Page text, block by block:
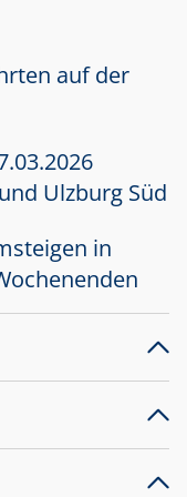
auf der
Ulzburg Süd
in
am
Bahnstraße in